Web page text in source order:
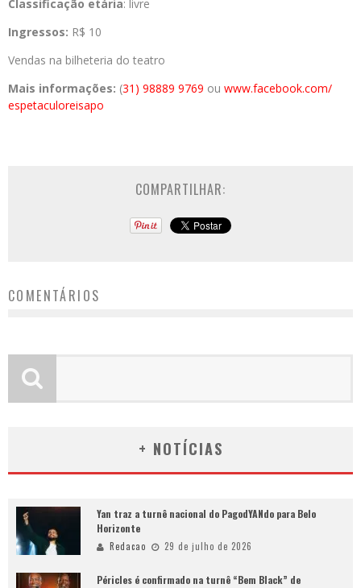
Classificação etária: livre
Ingressos: R$ 10
Vendas na bilheteria do teatro
Mais informações: (31) 98889 9769 ou www.facebook.com/
espetaculoreisapo
COMPARTILHAR:
COMENTÁRIOS
+ NOTÍCIAS
Yan traz a turnê nacional do PagodYANdo para Belo
Horizonte
Redacao 29 de julho de 2026
Péricles é confirmado na turnê “Bem Black” de